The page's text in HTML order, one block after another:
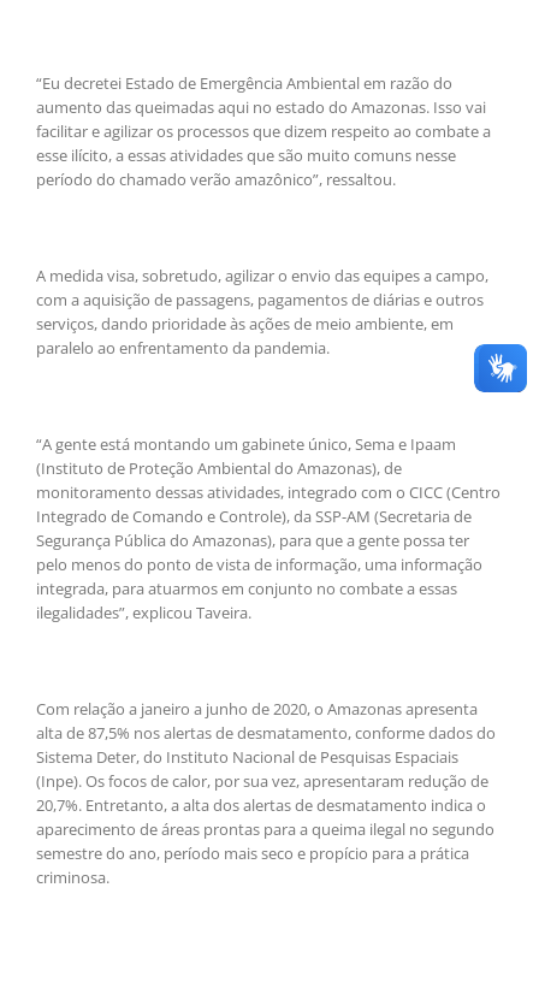
“Eu decretei Estado de Emergência Ambiental em razão do
aumento das queimadas aqui no estado do Amazonas. Isso vai
facilitar e agilizar os processos que dizem respeito ao combate a
esse ilícito, a essas atividades que são muito comuns nesse
período do chamado verão amazônico”, ressaltou.
A medida visa, sobretudo, agilizar o envio das equipes a campo,
com a aquisição de passagens, pagamentos de diárias e outros
serviços, dando prioridade às ações de meio ambiente, em
paralelo ao enfrentamento da pandemia.
“A gente está montando um gabinete único, Sema e Ipaam
(Instituto de Proteção Ambiental do Amazonas), de
monitoramento dessas atividades, integrado com o CICC (Centro
Integrado de Comando e Controle), da SSP-AM (Secretaria de
Segurança Pública do Amazonas), para que a gente possa ter
pelo menos do ponto de vista de informação, uma informação
integrada, para atuarmos em conjunto no combate a essas
ilegalidades”, explicou Taveira.
Com relação a janeiro a junho de 2020, o Amazonas apresenta
alta de 87,5% nos alertas de desmatamento, conforme dados do
Sistema Deter, do Instituto Nacional de Pesquisas Espaciais
(Inpe). Os focos de calor, por sua vez, apresentaram redução de
20,7%. Entretanto, a alta dos alertas de desmatamento indica o
aparecimento de áreas prontas para a queima ilegal no segundo
semestre do ano, período mais seco e propício para a prática
criminosa.